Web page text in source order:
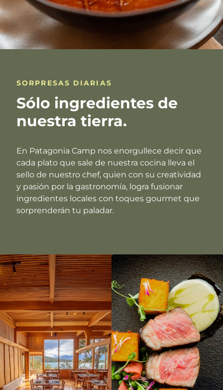
SORPRESAS DIARIAS
Sólo ingredientes de
nuestra tierra.
En Patagonia Camp nos enorgullece decir que
cada plato que sale de nuestra cocina lleva el
sello de nuestro chef, quien con su creatividad
y pasión por la gastronomía, logra fusionar
ingredientes locales con toques gourmet que
sorprenderán tu paladar.